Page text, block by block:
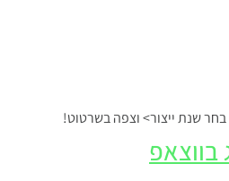
שנת ייצור> וצפה בשרטוט!
בווצאפ